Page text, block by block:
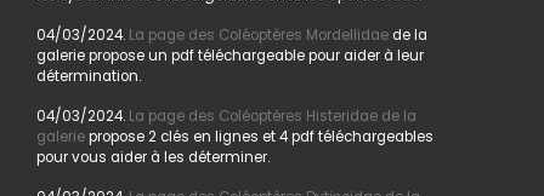
04/03/2024. La page des Coléoptères Mordellidaede la
galerie propose un pdf téléchargeable pour aider à leur
détermination.
04/03/2024. La page des Coléoptères Histeridae de la
galeriepropose 2 clés en lignes et 4 pdf téléchargeables
pour vous aider à les déterminer.